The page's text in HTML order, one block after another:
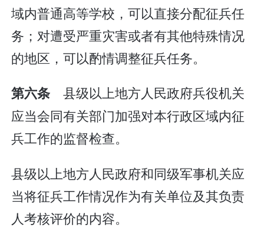
域内普通高等学校，可以直接分配征兵任
务；对遭受严重灾害或者有其他特殊情况
的地区，可以酌情调整征兵任务。
第六条 县级以上地方人民政府兵役机关
应当会同有关部门加强对本行政区域内征
兵工作的监督检查。
县级以上地方人民政府和同级军事机关应
当将征兵工作情况作为有关单位及其负责
人考核评价的内容。